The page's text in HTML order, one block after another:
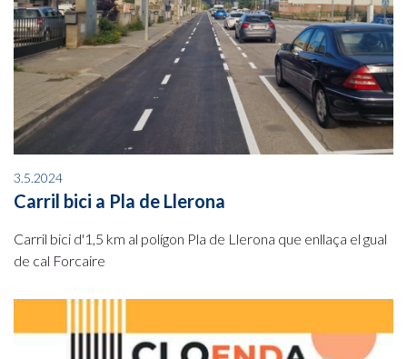
3.5.2024
Carril bici a Pla de Llerona
Carril bici d'1,5 km al polígon Pla de Llerona que enllaça el gual
de cal Forcaire